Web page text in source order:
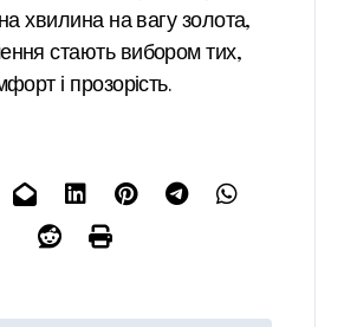
хвилина на вагу золота,
стають вибором тих,
і прозорість.